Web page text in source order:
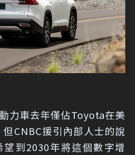
力車去年僅佔Toyota在美
CNBC援引內部人士的說
到2030年將這個數字增